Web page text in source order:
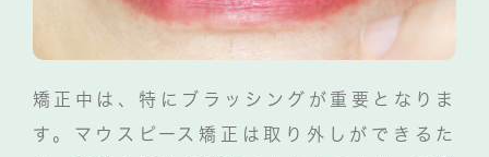
矯正中は、特にブラッシングが重要となりま
す。マウスピース矯正は取り外しができるた